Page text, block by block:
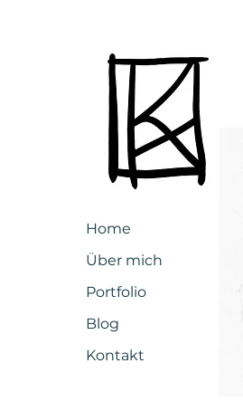
Home
Über mich
Portfolio
Blog
Kontakt